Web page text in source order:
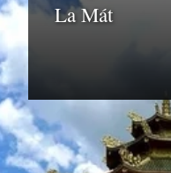
La Mát